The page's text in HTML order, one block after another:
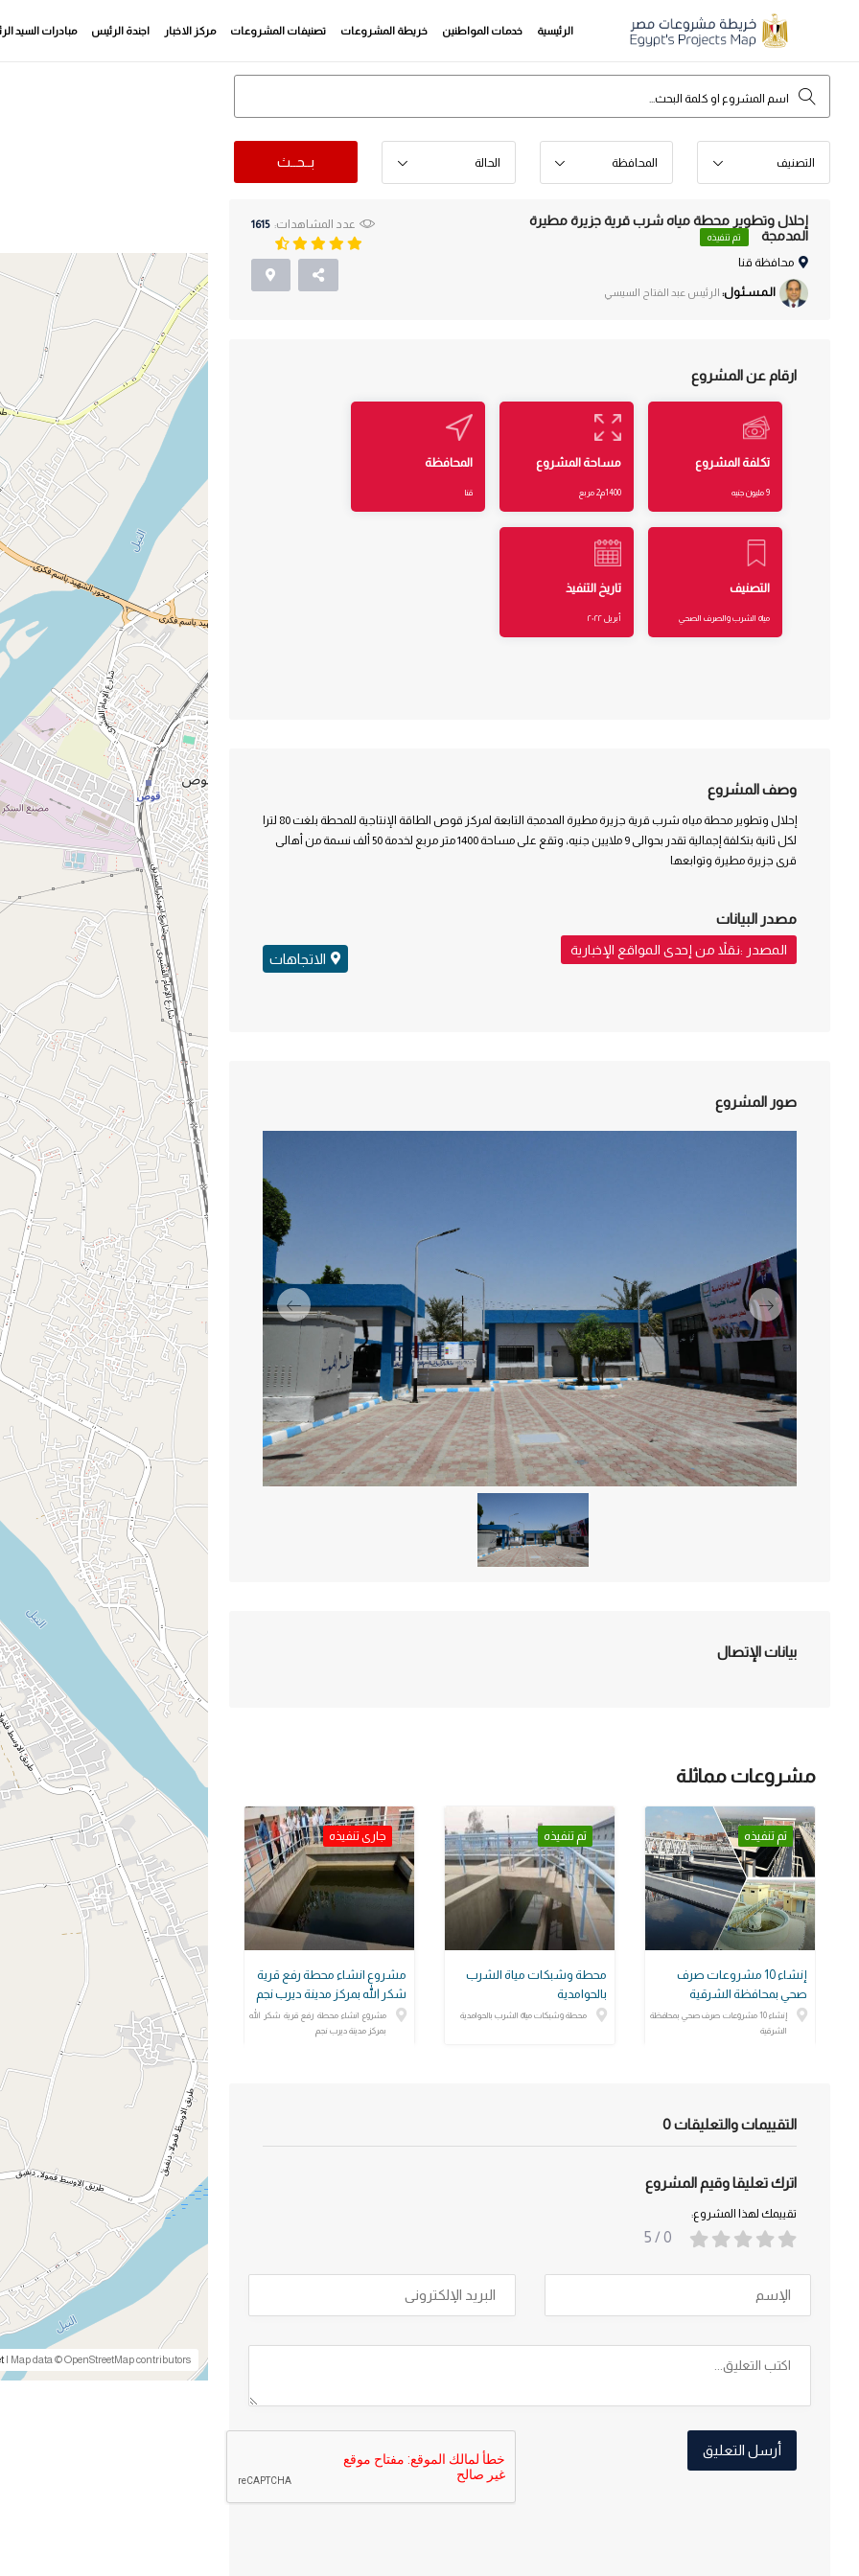
الرئيسية خدمات المواطنين خريطة المشروعات تصنيفات المشروعات مركز الاخبار اجندة الرئيس مبادرات السيد
| Map data © OpenStreetMap contributors
التصنيف المحافظة الحالة بــحــث
إحلال وتطوير محطة مياه شرب قرية جزيرة مطيرة
المدمجة
تم تنفيذه
محافظة قنا
الـمـسـئـول: الرئيس عبد الفتاح السيسي
عدد المشاهدات: 1615
ارقام عن المشروع
تكلفة المشروع
9 مليون جنيه
مساحة المشروع
1400م2 مربع
المحافظة
قنا
التصنيف
مياه الشرب والصرف الصحي
تاريخ التنفيذ
أبريل ٢٠٢٢
وصف المشروع
إحلال وتطوير محطة مياه شرب قرية جزيرة مطيرة المدمجة التابعة لمركز قوص الطاقة الإنتاجية للمحطة بلغت 80 لترا
لكل ثانية بتكلفة إجمالية تقدر بحوالى 9 ملايين جنيه، وتقع على مساحة 1400 متر مربع لخدمة 50 ألف نسمة من أهالى
قرى جزيرة مطيرة وتوابعها
مصدر البيانات
المصدر :نقلاً من إحدى المواقع الإخبارية
الاتجاهات
صور المشروع
السابق التالي
بيانات الإتصال
مشروعات مماثلة
جارى تنفيذه
مشروع انشاء محطة رفع قرية
شكر الله بمركز مدينة ديرب نجم
مشروع انشاء محطة رفع قرية شكر الله
بمركز مدينة ديرب نجم
تم تنفيذه
محطة وشبكات مياة الشرب
بالحوامدية
محطة وشبكات مياة الشرب بالحوامدية
تم تنفيذه
إنشاء 10 مشروعات صرف
صحي بمحافظة الشرقية
إنشاء 10 مشروعات صرف صحي بمحافظة
الشرقية
التقييمات والتعليقات0
اترك تعليقا وقيم المشروع
تقييمك لهذا المشروع:
0
/ 5
أرسل التعليق